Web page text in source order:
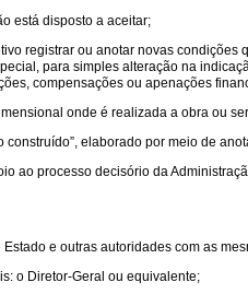
está disposto a aceitar;
registrar ou anotar novas
para simples alteração na
compensações ou apenações
onde é realizada a obra ou
construído”, elaborado por meio de
ao processo decisório da
e outras autoridades com as
o Diretor-Geral ou equivalente;